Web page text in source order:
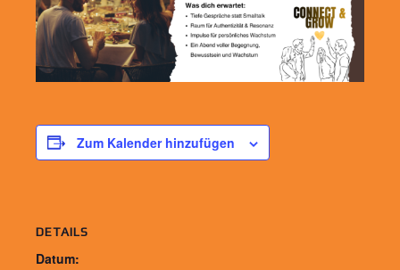
Zum Kalender hinzufügen
DETAILS
Datum: